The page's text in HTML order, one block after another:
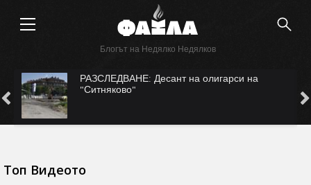
Блогът на Недялко Недялков
Десант на олигарси на
САМО ВЪВ
Топ Видеото